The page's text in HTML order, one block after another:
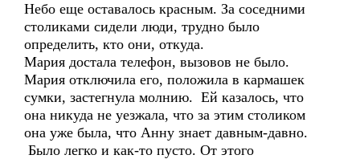
Небо еще оставалось красным. За соседними
столиками сидели люди, трудно было
определить, кто они, откуда.
Мария достала телефон, вызовов не было.
Мария отключила его, положила в кармашек
сумки, застегнула молнию. Ей казалось, что
она никуда не уезжала, что за этим столиком
она уже была, что Анну знает давным-давно.
Было легко и как-то пусто. От этого